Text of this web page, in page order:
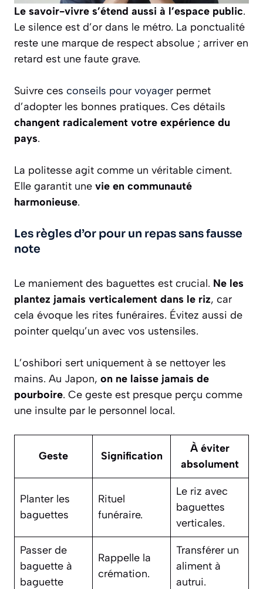
Le savoir-vivre s’étend aussi à l’espace public.
Le silence est d’or dans le métro. La ponctualité
reste une marque de respect absolue ; arriver en
retard est une faute grave.
Suivre ces conseils pour voyager permet
d’adopter les bonnes pratiques. Ces détails
changent radicalement votre expérience du
pays.
La politesse agit comme un véritable ciment.
Elle garantit une vie en communauté
harmonieuse.
Les règles d’or pour un repas sans fausse
note
Le maniement des baguettes est crucial. Ne les
plantez jamais verticalement dans le riz, car
cela évoque les rites funéraires. Évitez aussi de
pointer quelqu’un avec vos ustensiles.
L’oshibori sert uniquement à se nettoyer les
mains. Au Japon, on ne laisse jamais de
pourboire. Ce geste est presque perçu comme
une insulte par le personnel local.
Geste Signification
À éviter
absolument
Planter les
baguettes
Rituel
funéraire.
Le riz avec
baguettes
verticales.
Passer de
baguette à
baguette
Rappelle la
crémation.
Transférer un
aliment à
autrui.